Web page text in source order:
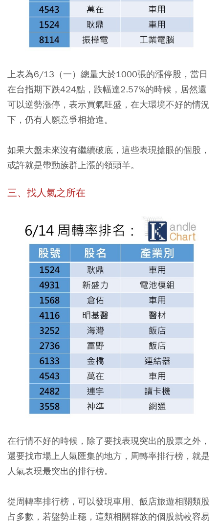
上表為6/13（一）總量大於1000張的漲停股，當日
在台指期下跌424點，跌幅達2.57%的時候，居然還
可以逆勢漲停，表示買氣旺盛，在大環境不好的情況
下，仍有人願意爭相搶進。
如果大盤未來沒有繼續破底，這些表現搶眼的個股，
或許就是帶動族群上漲的領頭羊。
三、找人氣之所在
在行情不好的時候，除了要找表現突出的股票之外，
還要找市場上人氣匯集的地方，周轉率排行榜，就是
人氣表現最突出的排行榜。
從周轉率排行榜，可以發現車用、飯店旅遊相關類股
占多數，若盤勢止穩，這類相關群族的個股就較容易